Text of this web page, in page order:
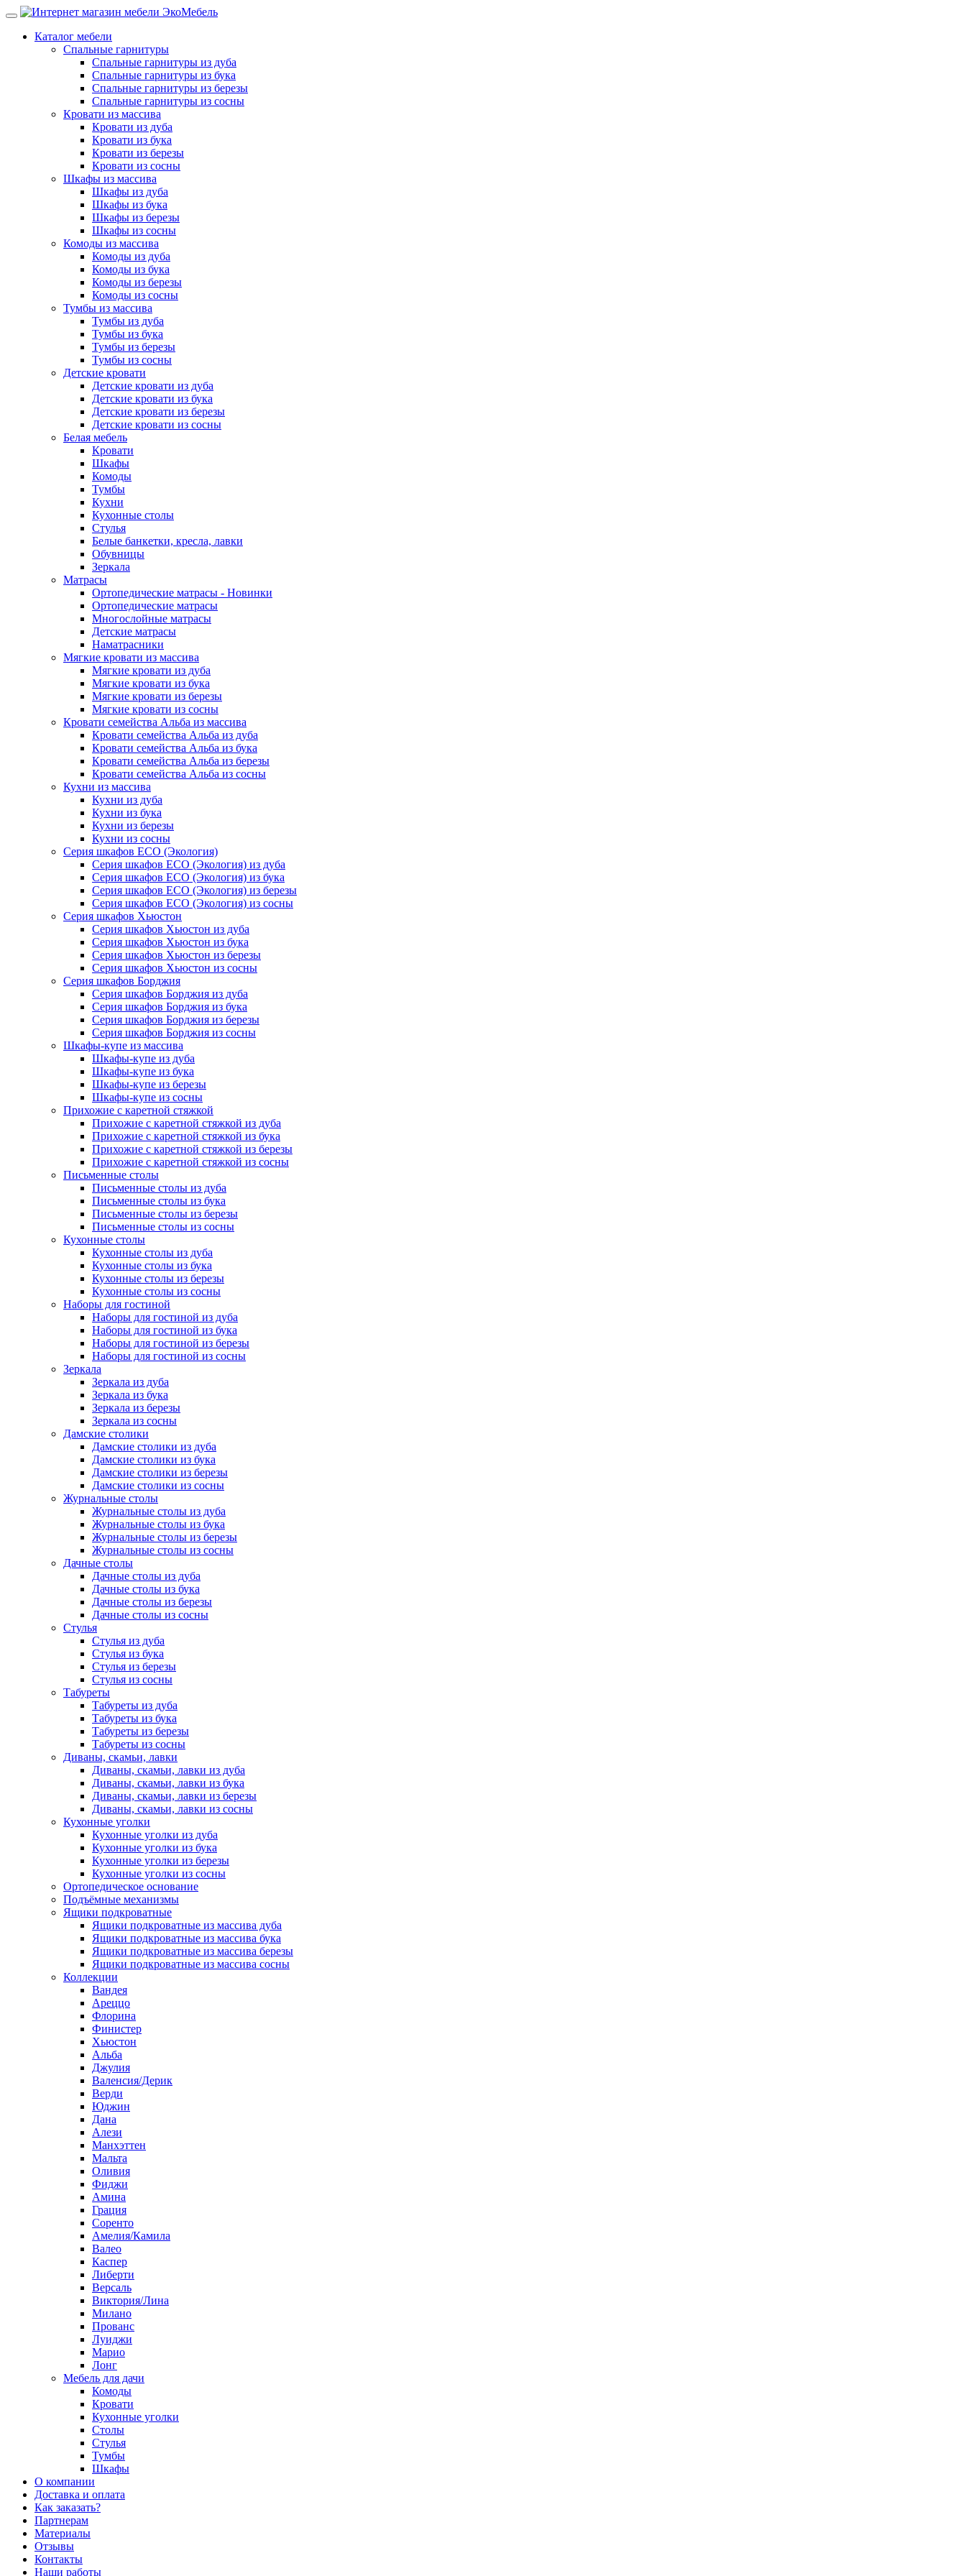
Каталог мебели
Спальные гарнитуры
Спальные гарнитуры из дуба
Спальные гарнитуры из бука
Спальные гарнитуры из березы
Спальные гарнитуры из сосны
Кровати из массива
Кровати из дуба
Кровати из бука
Кровати из березы
Кровати из сосны
Шкафы из массива
Шкафы из дуба
Шкафы из бука
Шкафы из березы
Шкафы из сосны
Комоды из массива
Комоды из дуба
Комоды из бука
Комоды из березы
Комоды из сосны
Тумбы из массива
Тумбы из дуба
Тумбы из бука
Тумбы из березы
Тумбы из сосны
Детские кровати
Детские кровати из дуба
Детские кровати из бука
Детские кровати из березы
Детские кровати из сосны
Белая мебель
Кровати
Шкафы
Комоды
Тумбы
Кухни
Кухонные столы
Стулья
Белые банкетки, кресла, лавки
Обувницы
Зеркала
Матрасы
Ортопедические матрасы - Новинки
Ортопедические матрасы
Многослойные матрасы
Детские матрасы
Наматрасники
Мягкие кровати из массива
Мягкие кровати из дуба
Мягкие кровати из бука
Мягкие кровати из березы
Мягкие кровати из сосны
Кровати семейства Альба из массива
Кровати семейства Альба из дуба
Кровати семейства Альба из бука
Кровати семейства Альба из березы
Кровати семейства Альба из сосны
Кухни из массива
Кухни из дуба
Кухни из бука
Кухни из березы
Кухни из сосны
Серия шкафов ECO (Экология)
Серия шкафов ECO (Экология) из дуба
Серия шкафов ECO (Экология) из бука
Серия шкафов ECO (Экология) из березы
Серия шкафов ECO (Экология) из сосны
Серия шкафов Хьюстон
Серия шкафов Хьюстон из дуба
Серия шкафов Хьюстон из бука
Серия шкафов Хьюстон из березы
Серия шкафов Хьюстон из сосны
Серия шкафов Борджия
Серия шкафов Борджия из дуба
Серия шкафов Борджия из бука
Серия шкафов Борджия из березы
Серия шкафов Борджия из сосны
Шкафы-купе из массива
Шкафы-купе из дуба
Шкафы-купе из бука
Шкафы-купе из березы
Шкафы-купе из сосны
Прихожие с каретной стяжкой
Прихожие с каретной стяжкой из дуба
Прихожие с каретной стяжкой из бука
Прихожие с каретной стяжкой из березы
Прихожие с каретной стяжкой из сосны
Письменные столы
Письменные столы из дуба
Письменные столы из бука
Письменные столы из березы
Письменные столы из сосны
Кухонные столы
Кухонные столы из дуба
Кухонные столы из бука
Кухонные столы из березы
Кухонные столы из сосны
Наборы для гостиной
Наборы для гостиной из дуба
Наборы для гостиной из бука
Наборы для гостиной из березы
Наборы для гостиной из сосны
Зеркала
Зеркала из дуба
Зеркала из бука
Зеркала из березы
Зеркала из сосны
Дамские столики
Дамские столики из дуба
Дамские столики из бука
Дамские столики из березы
Дамские столики из сосны
Журнальные столы
Журнальные столы из дуба
Журнальные столы из бука
Журнальные столы из березы
Журнальные столы из сосны
Дачные столы
Дачные столы из дуба
Дачные столы из бука
Дачные столы из березы
Дачные столы из сосны
Стулья
Стулья из дуба
Стулья из бука
Стулья из березы
Стулья из сосны
Табуреты
Табуреты из дуба
Табуреты из бука
Табуреты из березы
Табуреты из сосны
Диваны, скамьи, лавки
Диваны, скамьи, лавки из дуба
Диваны, скамьи, лавки из бука
Диваны, скамьи, лавки из березы
Диваны, скамьи, лавки из сосны
Кухонные уголки
Кухонные уголки из дуба
Кухонные уголки из бука
Кухонные уголки из березы
Кухонные уголки из сосны
Ортопедическое основание
Подъёмные механизмы
Ящики подкроватные
Ящики подкроватные из массива дуба
Ящики подкроватные из массива бука
Ящики подкроватные из массива березы
Ящики подкроватные из массива сосны
Коллекции
Вандея
Ареццо
Флорина
Финистер
Хьюстон
Альба
Джулия
Валенсия/Дерик
Верди
Юджин
Дана
Алези
Манхэттен
Мальта
Оливия
Фиджи
Амина
Грация
Соренто
Амелия/Камила
Валео
Каспер
Либерти
Версаль
Виктория/Лина
Милано
Прованс
Луиджи
Марио
Лонг
Мебель для дачи
Комоды
Кровати
Кухонные уголки
Столы
Стулья
Тумбы
Шкафы
О компании
Доставка и оплата
Как заказать?
Партнерам
Материалы
Отзывы
Контакты
Наши работы